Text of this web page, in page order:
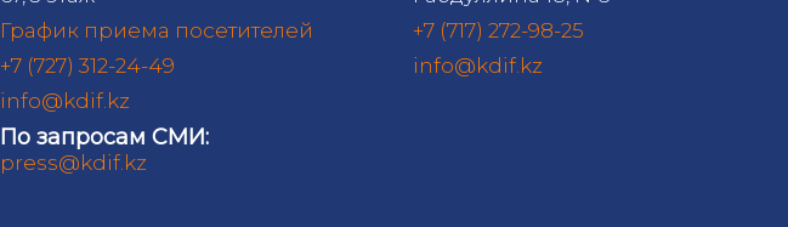
График приема посетителей
+7 (727) 312-24-49
info@kdif.kz
По запросам СМИ:
press@kdif.kz
+7 (717) 272-98-25
info@kdif.kz